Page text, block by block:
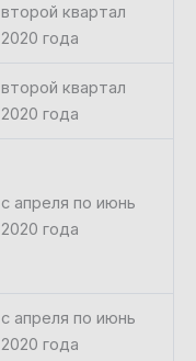
второй квартал
2020 года
второй квартал
2020 года
с апреля по июнь
2020 года
с апреля по июнь
2020 года